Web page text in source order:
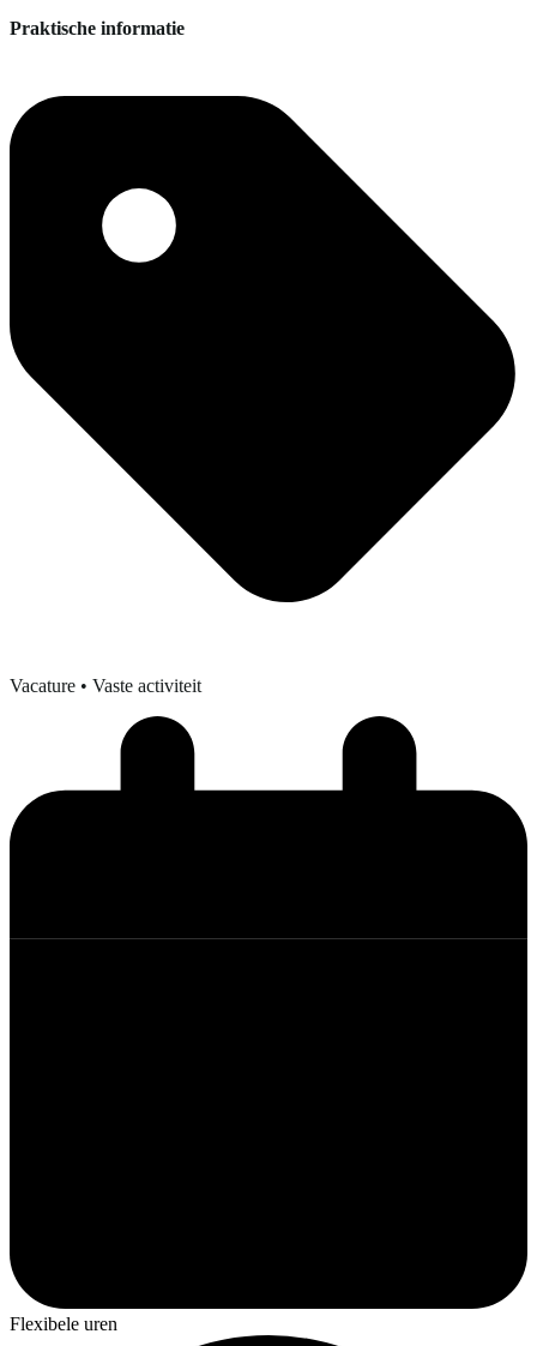
Praktische informatie
Vacature • Vaste activiteit
Flexibele uren